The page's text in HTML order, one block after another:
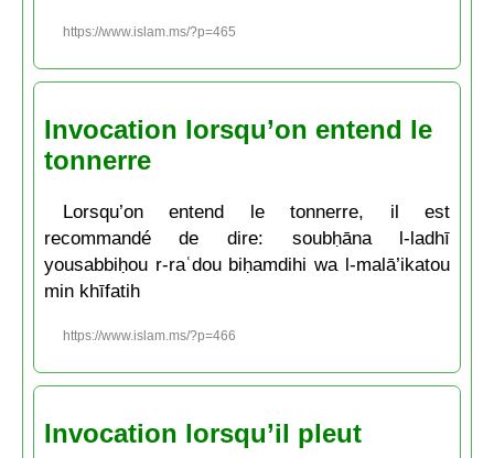
https://www.islam.ms/?p=465
Invocation lorsqu’on entend le
tonnerre
Lorsqu’on entend le tonnerre, il est
recommandé de dire: soubḥāna l-ladhī
yousabbiḥou r-raʿdou biḥamdihi wa l-malā’ikatou
min khīfatih
https://www.islam.ms/?p=466
Invocation lorsqu’il pleut